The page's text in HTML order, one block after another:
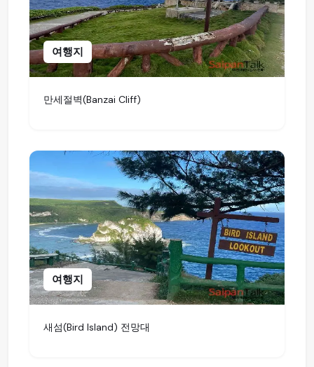
여행지
​만세절벽(Banzai Cliff)
여행지
새섬(Bird Island) 전망대